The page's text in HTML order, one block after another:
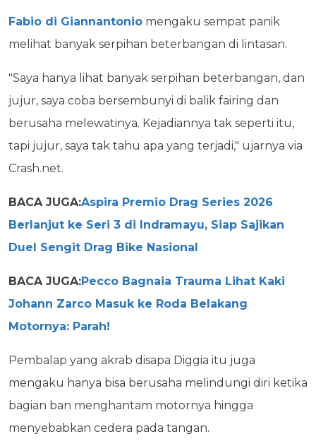
Fabio di Giannantonio mengaku sempat panik
melihat banyak serpihan beterbangan di lintasan.
"Saya hanya lihat banyak serpihan beterbangan, dan
jujur, saya coba bersembunyi di balik fairing dan
berusaha melewatinya. Kejadiannya tak seperti itu,
tapi jujur, saya tak tahu apa yang terjadi," ujarnya via
Crash.net.
BACA JUGA:Aspira Premio Drag Series 2026
Berlanjut ke Seri 3 di Indramayu, Siap Sajikan
Duel Sengit Drag Bike Nasional
BACA JUGA:Pecco Bagnaia Trauma Lihat Kaki
Johann Zarco Masuk ke Roda Belakang
Motornya: Parah!
Pembalap yang akrab disapa Diggia itu juga
mengaku hanya bisa berusaha melindungi diri ketika
bagian ban menghantam motornya hingga
menyebabkan cedera pada tangan.